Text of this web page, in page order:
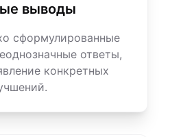
выводы
сформулированные
ответы,
конкретных